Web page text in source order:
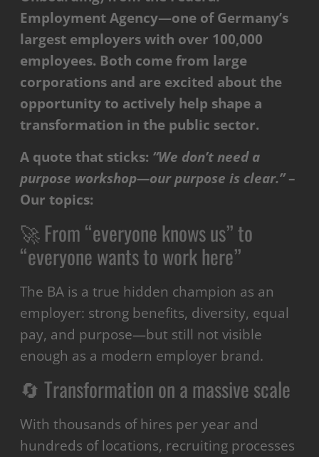
Employment Agency—one of Germany’s
largest employers with over 100,000
employees. Both come from large
corporations and are excited about the
opportunity to actively help shape a
transformation in the public sector.
A quote that sticks: “We don’t need a
purpose workshop—our purpose is clear.”–
Our topics:
🚀 From “everyone knows us” to
“everyone wants to work here”
The BA is a true hidden champion as an
employer: strong benefits, diversity, equal
pay, and purpose—but still not visible
enough as a modern employer brand.
🔄 Transformation on a massive scale
With thousands of hires per year and
hundreds of locations, recruiting processes